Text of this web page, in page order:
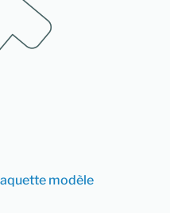
modèle